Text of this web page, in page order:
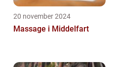
20 november 2024
Massage i Middelfart